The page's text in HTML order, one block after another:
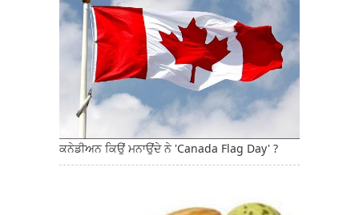
ਕਨੇਡੀਅਨ ਕਿਉਂ ਮਨਾਉਂਦੇ ਨੇ 'Canada Flag Day' ?